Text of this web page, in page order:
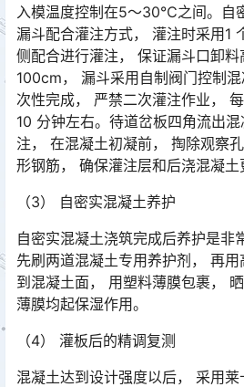
入模温度控制在5～30℃之间。自
漏斗配合灌注方式， 灌注时采用1
侧配合进行灌注， 保证漏斗口卸
100cm， 漏斗采用自制阀门控制
次性完成， 严禁二次灌注作业，
10 分钟左右。待道岔板四角流出
注， 在混凝土初凝前， 掏除观察
形钢筋， 确保灌注层和后浇混凝土
（3） 自密实混凝土养护
自密实混凝土浇筑完成后养护是非
先刷两道混凝土专用养护剂， 再
到混凝土面， 用塑料薄膜包裹，
薄膜均起保湿作用。󠅅󠅃󠄵󠅂󠄪󠇖󠆨󠆨󠇕󠆞󠆒󠅬󠇘󠆭󠆘󠇙󠆝󠅵󠇗󠆭󠆁󠄐󠇗󠅹󠅸󠇖󠆍󠅳󠇖󠅹󠅰󠇖󠆌󠅹
（4） 灌板后的精调复测
混凝土达到设计强度以后， 采用